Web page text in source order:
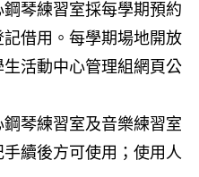
琴練習室採每學期預約
借用。每學期場地開放
活動中心管理組網頁公
琴練習室及音樂練習室
續後方可使用；使用人